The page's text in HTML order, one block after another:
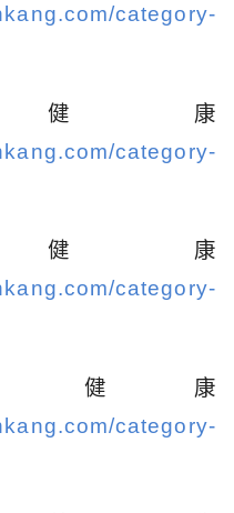
category-
康
category-
康
category-
健康
category-